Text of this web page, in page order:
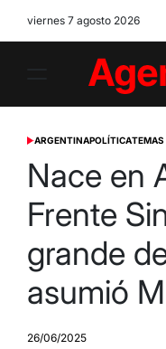
viernes 7 agosto 2026
Zero
POSTED
ARGENTINAPOLÍTICATEMAS
Nace en
Frente
grande
asumió
26/06/2025